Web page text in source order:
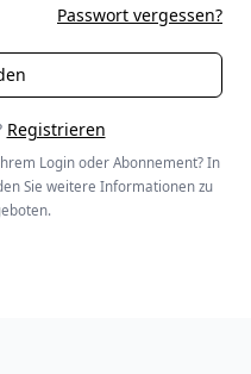
Passwort vergessen?
Registrieren
Login oder Abonnement? In
Sie weitere Informationen zu